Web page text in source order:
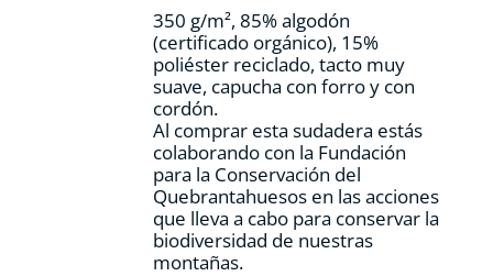
página
de
producto
350 g/m², 85% algodón
(certificado orgánico), 15%
poliéster reciclado, tacto muy
suave, capucha con forro y con
cordón.
Al comprar esta sudadera estás
colaborando con la Fundación
para la Conservación del
Quebrantahuesos en las acciones
que lleva a cabo para conservar la
biodiversidad de nuestras
montañas.